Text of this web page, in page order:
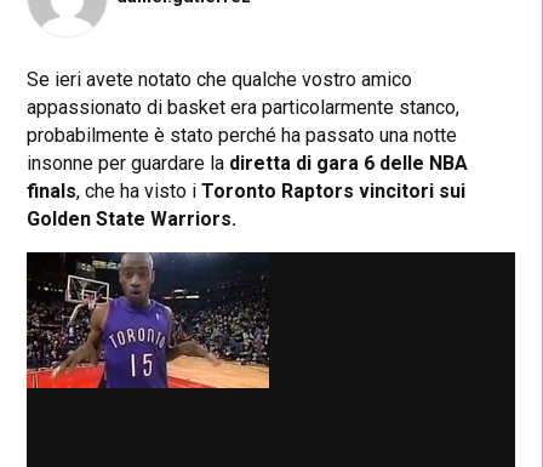
Se ieri avete notato che qualche vostro amico
appassionato di basket era particolarmente stanco,
probabilmente è stato perché ha passato una notte
insonne per guardare la diretta di gara 6 delle NBA
finals, che ha visto iToronto Raptors vincitori sui
Golden State Warriors.